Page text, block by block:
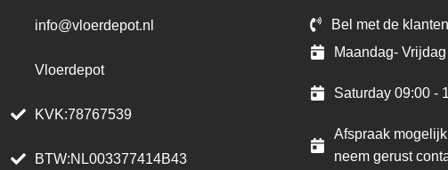
info@vloerdepot.nl
Vloerdepot
KVK:78767539
BTW:NL003377414B43
Bel met de
Maandag-
Saturday 09:00 -
Afspraak
neem gerust